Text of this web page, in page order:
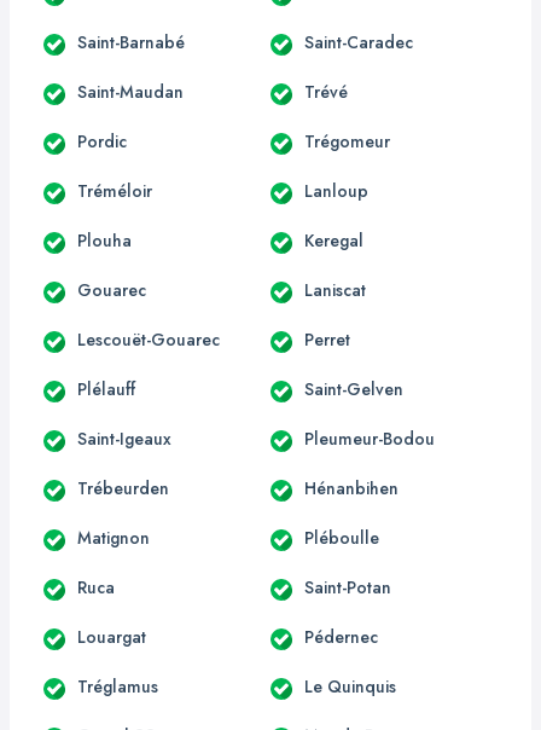
Saint-Barnabé Saint-Caradec
Saint-Maudan Trévé
Pordic Trégomeur
Tréméloir Lanloup
Plouha Keregal
Gouarec Laniscat
Lescouët-Gouarec Perret
Plélauff Saint-Gelven
Saint-Igeaux Pleumeur-Bodou
Trébeurden Hénanbihen
Matignon Pléboulle
Ruca Saint-Potan
Louargat Pédernec
Tréglamus Le Quinquis